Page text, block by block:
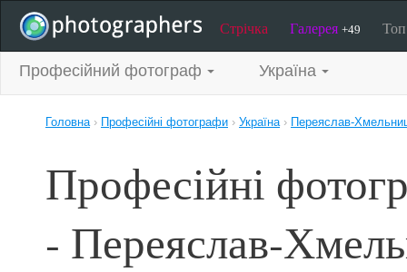
Стрічка Галерея +49
Професійний фотограф Україна
Головна› Професійні фотографи › Україна› Переяслав-
Професійні
- Переяслав-